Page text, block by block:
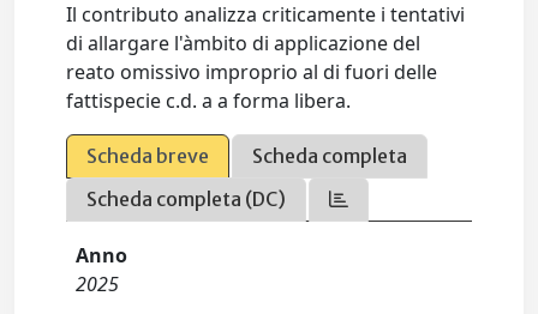
Il contributo analizza criticamente i tentativi
di allargare l'àmbito di applicazione del
reato omissivo improprio al di fuori delle
fattispecie c.d. a a forma libera.
Scheda breve
Scheda completa
Scheda completa (DC)
Anno
2025